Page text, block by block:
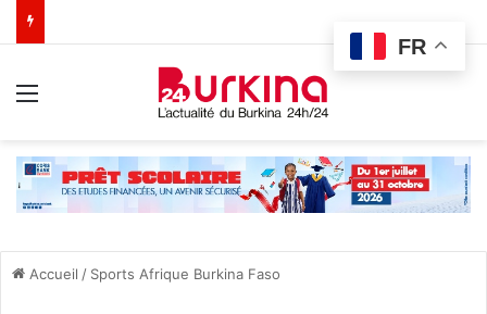
Accueil / Sports Afrique Burkina Faso
FR